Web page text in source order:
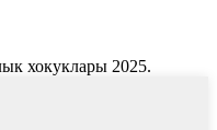
хокуклары 2025.